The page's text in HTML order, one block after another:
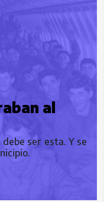
al
ser esta. Y se